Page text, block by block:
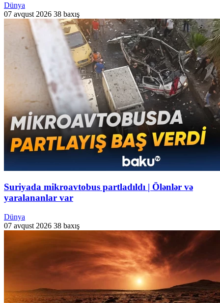
Dünya
07 avqust 2026 38 baxış
Suriyada mikroavtobus partladıldı | Ölənlər və
yaralananlar var
Dünya
07 avqust 2026 38 baxış